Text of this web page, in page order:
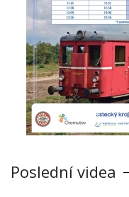
Poslední videa